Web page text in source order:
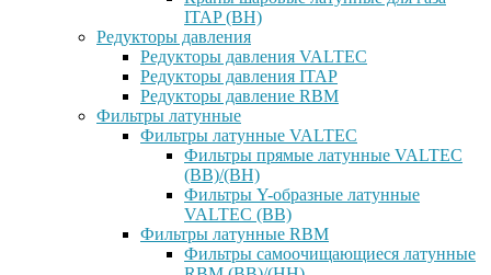
ITAP (ВН)
Редукторы давления
Редукторы давления VALTEC
Редукторы давления ITAP
Редукторы давление RBM
Фильтры латунные
Фильтры латунные VALTEC
Фильтры прямые латунные VALTEC
(ВВ)/(ВН)
Фильтры Y-образные латунные
VALTEC (ВВ)
Фильтры латунные RBM
Фильтры самоочищающиеся латунные